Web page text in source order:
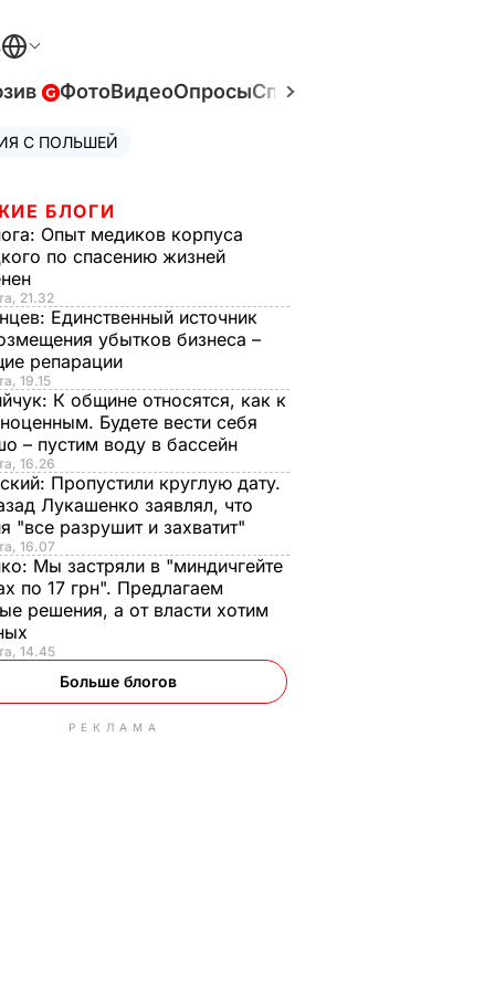
ФотоВидеоОпросыСпецпроекты
С ПОЛЬШЕЙ
БЛОГИ
Опыт медиков корпуса
по спасению жизней
21.32
Единственный источник
убытков бизнеса –
репарации
19.15
К общине относятся, как к
Будете вести себя
– пустим воду в бассейн
16.26
Пропустили круглую дату.
Лукашенко заявлял, что
"все разрушит и захватит"
16.07
Мы застряли в "миндичгейте
по 17 грн". Предлагаем
решения, а от власти хотим
14.45
Больше блогов
РЕКЛАМА